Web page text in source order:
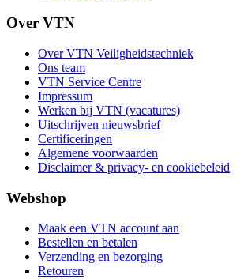
Over VTN
Over VTN Veiligheidstechniek
Ons team
VTN Service Centre
Impressum
Werken bij VTN (vacatures)
Uitschrijven nieuwsbrief
Certificeringen
Algemene voorwaarden
Disclaimer & privacy- en cookiebeleid
Webshop
Maak een VTN account aan
Bestellen en betalen
Verzending en bezorging
Retouren